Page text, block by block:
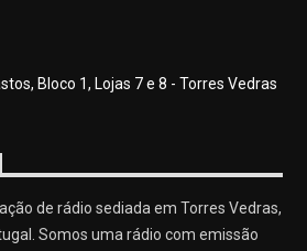
Bloco 1, Lojas 7 e 8 - Torres Vedras
de rádio sediada em Torres Vedras,
Somos uma rádio com emissão